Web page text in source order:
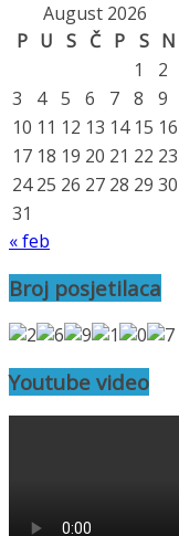
August 2026
P U S Č P S N
1
2
3
4 5 6 7 8
9
10 11 12 13 14 15 16
17 18 19 20 21 22 23
24 25 26 27 28 29 30
31
« feb
Broj posjetilaca
Youtube video